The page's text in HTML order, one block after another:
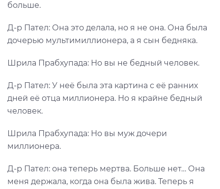
больше.
Д-р Пател: Она это делала, но я не она. Она была
дочерью мультимиллионера, а я сын бедняка.
Шрила Прабхупада: Но вы не бедный человек.
Д-р Пател: У неё была эта картина с её ранних
дней её отца миллионера. Но я крайне бедный
человек.
Шрила Прабхупада: Но вы муж дочери
миллионера.
Д-р Пател: она теперь мертва. Больше нет… Она
меня держала, когда она была жива. Теперь я